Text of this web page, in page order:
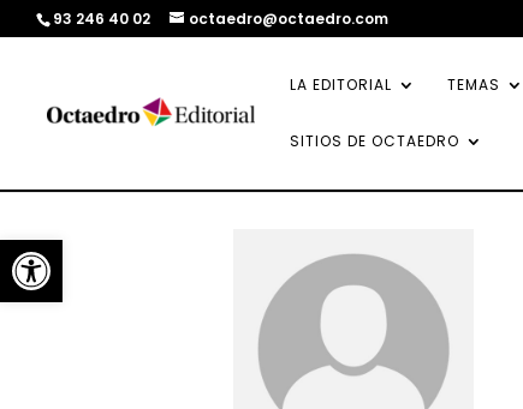
Abrir barra de herramientas
93 246 40 02 octaedro@octaedro.com
LA EDITORIAL TEMAS
SITIOS DE OCTAEDRO